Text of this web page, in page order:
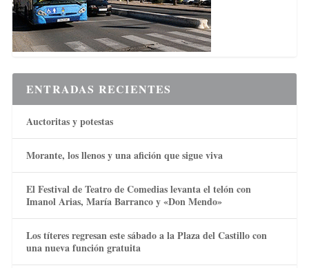
ENTRADAS RECIENTES
Auctoritas y potestas
Morante, los llenos y una afición que sigue viva
El Festival de Teatro de Comedias levanta el telón con
Imanol Arias, María Barranco y «Don Mendo»
Los títeres regresan este sábado a la Plaza del Castillo con
una nueva función gratuita